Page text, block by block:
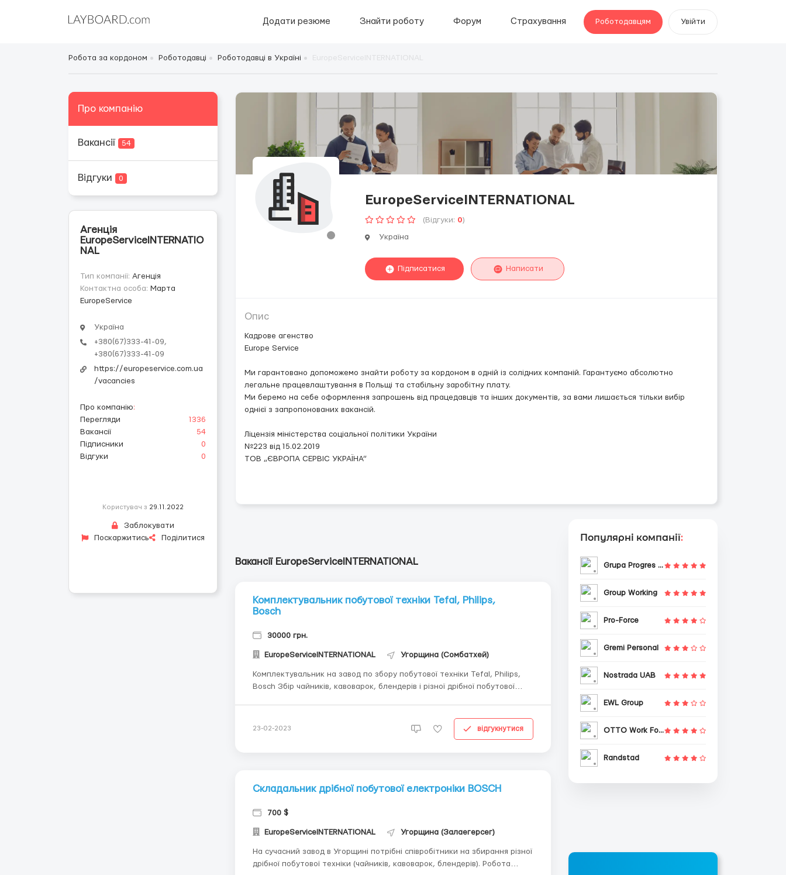
Додати резюме Знайти роботу Форум Страхування Роботодавцям Увійти
Робота за кордоном Роботодавці Роботодавці в Україні
Про компанію
Вакансії 54
Відгуки 0
Агенція
EuropeServiceINTERNATIO
NAL
Тип компанії: Агенція
Контактна особа: Марта
EuropeService
Україна
+380(67)333-41-09,
+380(67)333-41-09
https://europeservice.com.ua
/vacancies
Про компанію:
Перегляди
1336
Вакансії
54
Підписники
0
Відгуки
0
Користувач з 29.11.2022
Заблокувати
Поскаржитись
Поділитися
EuropeServiceINTERNATIONAL
(Відгуки: 0)
Україна
Підписатися Написати
Опис
Кадрове агенство
Europe Service
Ми гарантовано допоможемо знайти роботу за кордоном в одній із солідних компаній. Гарантуємо абсолютно
легальне працевлаштування в Польщі та стабільну заробітну плату.
Ми беремо на себе оформлення запрошень від працедавців та інших документів, за вами лишається тільки вибір
однієї з запропонованих вакансій.
Ліцензія міністерства соціальної політики України
№223 від 15.02.2019
ТОВ „ЄВРОПА СЕРВІС УКРАЇНА”
Вакансії EuropeServiceINTERNATIONAL
Комплектувальник побутової техніки Tefal, Philips,
Bosch
30000 грн.
EuropeServiceINTERNATIONAL Угорщина (Сомбатхей)
Комплектувальник на завод по збору побутової техніки Tefal, Philips,
Bosch Збір чайників, кавоварок, блендерів і різної дрібної побутової
працевлаштування з отриманням ВНЖ на...
23-02-2023 відгукнутися
Складальник дрібної побутової електроніки BOSCH
700 $
EuropeServiceINTERNATIONAL Угорщина (Залаегерсег)
На сучасний завод в Угорщині потрібні співробітники на збирання різної
дрібної побутової техніки (чайників, кавоварок, блендерів). Робота
Популярні компанії:
Grupa Progres Sp. z o.o.
Group Working
Pro-Force
Gremi Personal
Nostrada UAB
EWL Group
OTTO Work Force
Randstad